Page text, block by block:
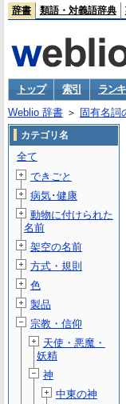
辞書 類語・対義語辞典
トップ 索引 ラン
Weblio 辞書＞ 固有名詞
カテゴリ名
全て
できごと
病気･健康
動物に付けられた
名前
架空の名前
方式・規則
色
製品
宗教・信仰
天使・悪魔・
妖精
神
中東の神